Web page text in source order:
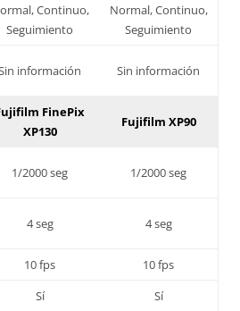
Continuo,
Seguimiento
Normal, Continuo,
Seguimiento
información Sin información
FinePix
XP130
Fujifilm XP90
1/2000 seg 1/2000 seg
4 seg 4 seg
10 fps
10 fps
Sí
Sí